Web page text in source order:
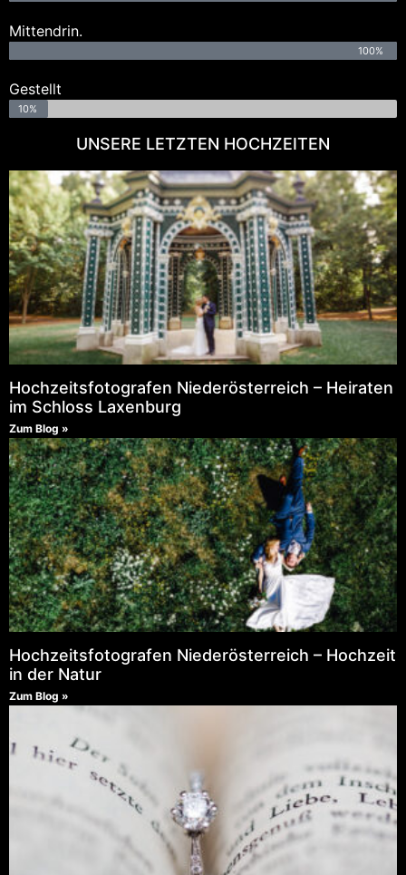
Mittendrin.
100%
Gestellt
10%
UNSERE LETZTEN HOCHZEITEN
Hochzeitsfotografen Niederösterreich – Heiraten
im Schloss Laxenburg
Zum Blog »
Hochzeitsfotografen Niederösterreich – Hochzeit
in der Natur
Zum Blog »